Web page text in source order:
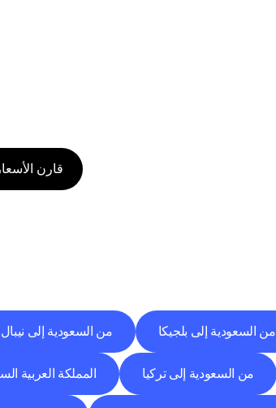
قارن
من السعودية إلى بلجيكا من السعودية إلى نيبال
من السعودية إلى تركيا المملكة العربية